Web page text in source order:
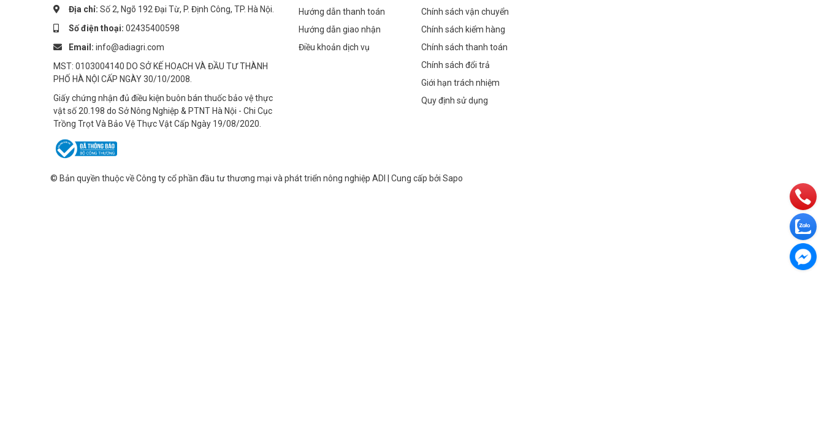
Địa chỉ: Số 2, Ngõ 192 Đại Từ, P. Định Công, TP. Hà Nội.
Số điện thoại: 02435400598
Email: info@adiagri.com
MST: 0103004140 DO SỞ KẾ HOẠCH VÀ ĐẦU TƯ THÀNH
PHỐ HÀ NỘI CẤP NGÀY 30/10/2008.
Giấy chứng nhận đủ điều kiện buôn bán thuốc bảo vệ thực
vật số 20.198 do Sở Nông Nghiệp & PTNT Hà Nội - Chi Cục
Trồng Trọt Và Bảo Vệ Thực Vật Cấp Ngày 19/08/2020.
Hướng dẫn thanh toán
Hướng dẫn giao nhận
Điều khoản dịch vụ
Chính sách vận chuyển
Chính sách kiểm hàng
Chính sách thanh toán
Chính sách đổi trả
Giới hạn trách nhiệm
Quy định sử dụng
© Bản quyền thuộc vềCông ty cổ phần đầu tư thương mại và phát triển nông nghiệp ADI | Cung cấp bởi Sapo